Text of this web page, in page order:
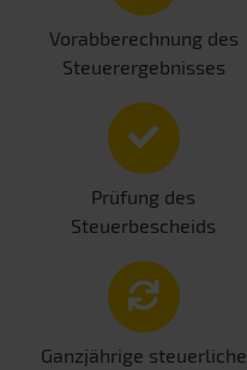
Vorabberechnung des
Steuerergebnisses
Prüfung des
Steuerbescheids
Ganzjährige steuerliche